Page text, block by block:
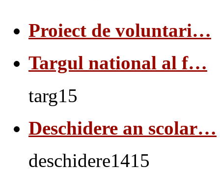
Proiect de voluntari…
Targul national al f…
targ15
Deschidere an scolar…
deschidere1415